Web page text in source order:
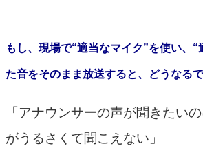
もし、現場で“適当なマイク”を使い、“
た音をそのまま放送すると、どうなる
「アナウンサーの声が聞きたい
がうるさくて聞こえない」